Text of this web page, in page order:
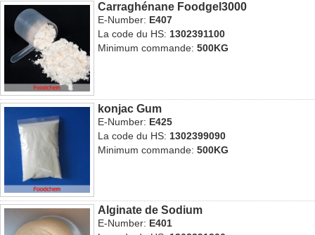
Carraghénane Foodgel3000
E-Number: E407
La code du HS:1302391100
Minimum commande:500KG
konjac Gum
E-Number: E425
La code du HS: 1302399090
Minimum commande:500KG
Alginate de Sodium
E-Number: E401